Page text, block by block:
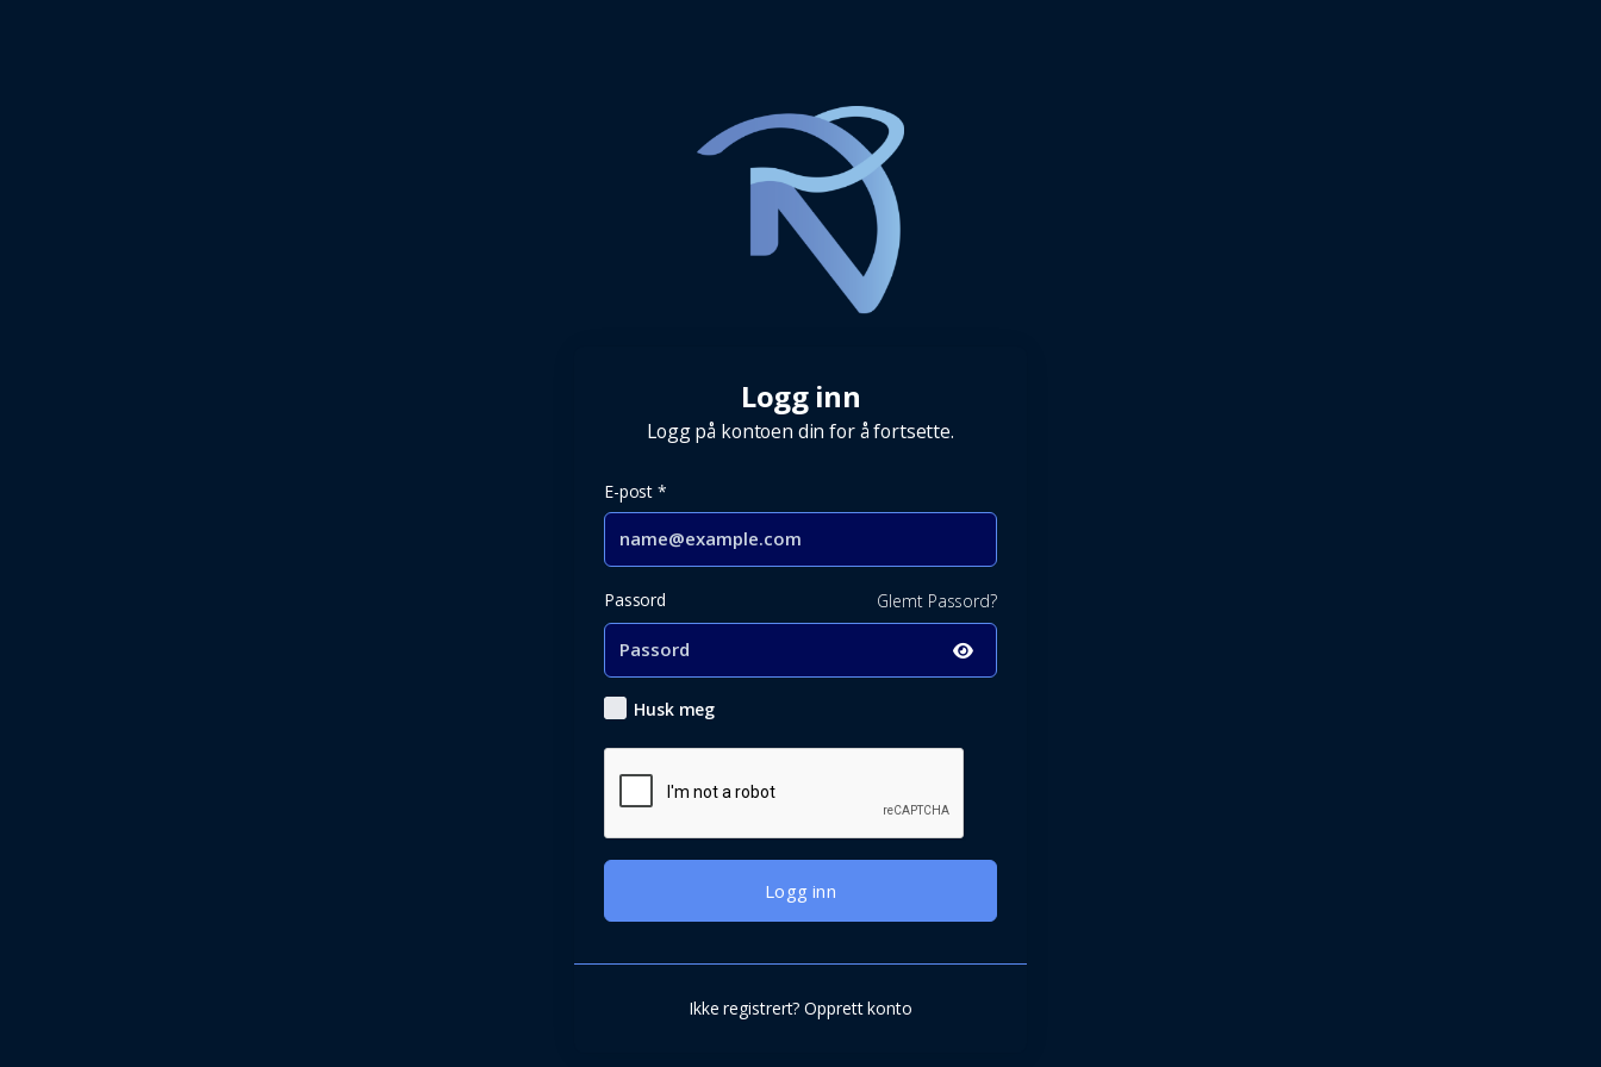
Logg inn
Logg på kontoen din for å fortsette.
E-post *
Passord Glemt Passord?
Husk meg
Logg inn
Ikke registrert?Opprett konto